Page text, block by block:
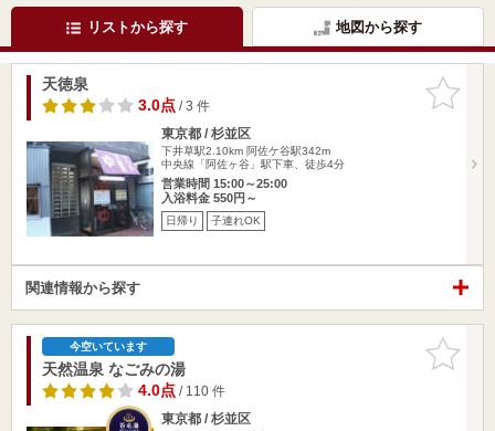
リストから探す 地図から探す
お気に入
りに追加
天徳泉
3.0点/ 3 件
東京都 / 杉並区
下井草駅2.10km 阿佐ケ谷駅342m
中央線「阿佐ヶ谷」駅下車、徒歩4分
営業時間 15:00～25:00
入浴料金 550円～
日帰り 子連れOK
関連情報から探す
お気に入
りに追加
今空いています
天然温泉 なごみの湯
4.0点/ 110 件
東京都 / 杉並区